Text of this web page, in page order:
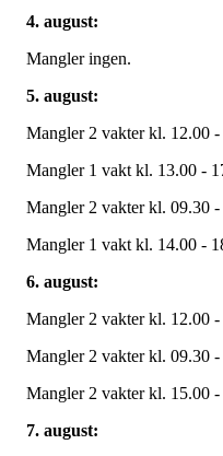
4. august:
Mangler ingen.
5. august:
Mangler 2 vakter kl. 12.00
Mangler 1 vakt kl. 13.00 -
Mangler 2 vakter kl. 09.30
Mangler 1 vakt kl. 14.00 -
6. august:
Mangler 2 vakter kl. 12.00
Mangler 2 vakter kl. 09.30
Mangler 2 vakter kl. 15.00
7. august: